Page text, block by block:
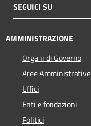
SEGUICI SU
AMMINISTRAZIONE
Organi di Governo
Aree Amministrative
Uffici
Enti e fondazioni
Politici